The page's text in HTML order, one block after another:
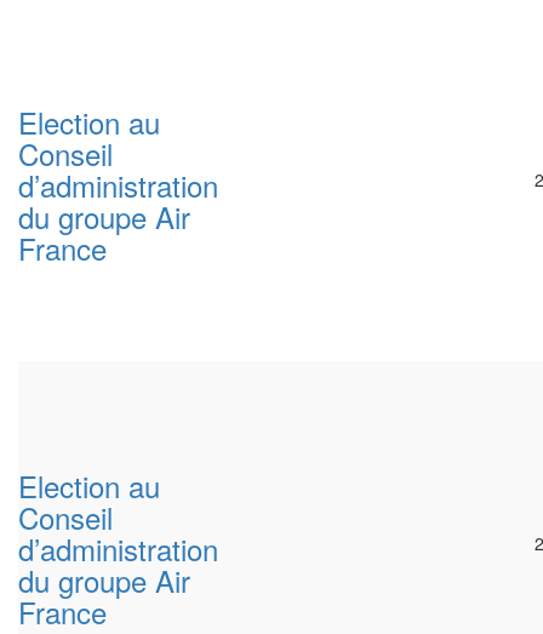
Election au
Conseil
d’administration
du groupe Air
France
Election au
Conseil
d’administration
du groupe Air
France